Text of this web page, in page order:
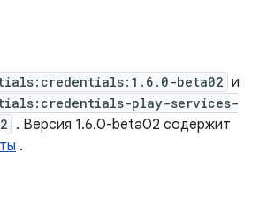
beta02 и
play-services-
. Версия 1.6.0-beta02 содержит
.